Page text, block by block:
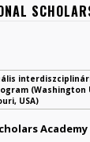
(Washington
USA)
Academy